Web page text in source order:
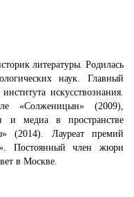
литературы. Родилась
наук. Главный
искусствознания.
«Солженицын» (2009),
и медиа в пространстве
(2014). Лауреат премий
Постоянный член жюри
в Москве.